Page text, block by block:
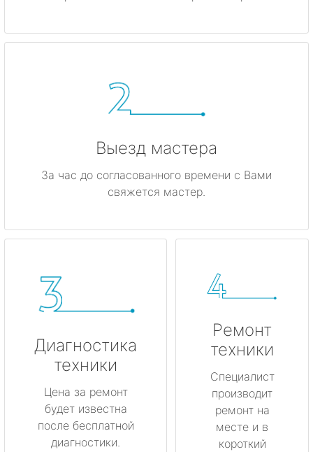
Выезд мастера
За час до согласованного времени с Вами
свяжется мастер.
Диагностика
техники
Цена за ремонт
будет известна
после бесплатной
диагностики.
Ремонт
техники
Специалист
производит
ремонт на
месте и в
короткий